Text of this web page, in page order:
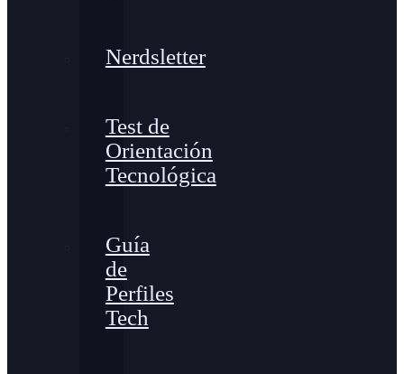
Nerdsletter
Test de
Orientación
Tecnológica
Guía
de
Perfiles
Tech